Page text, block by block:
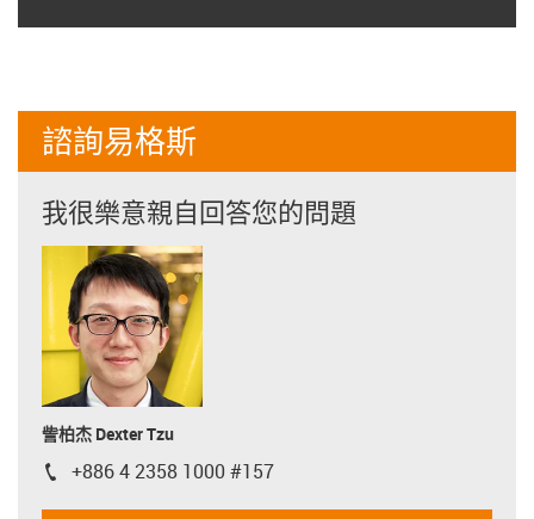
諮詢易格斯
我很樂意親自回答您的問題
訾柏杰 Dexter Tzu
igus-icon-phone
+886 4 2358 1000 #157